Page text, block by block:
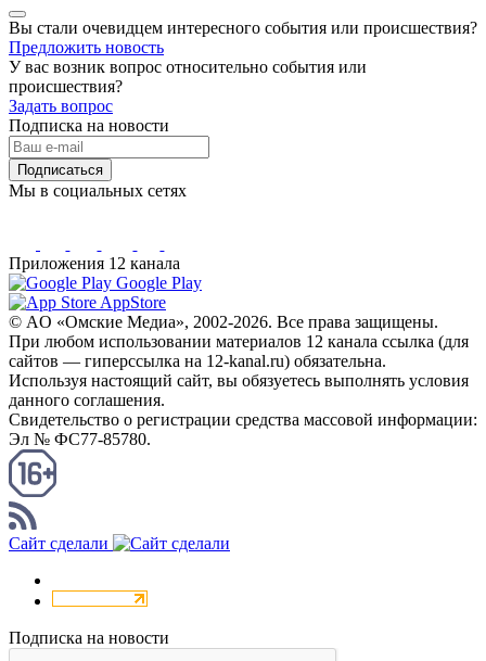
Вы стали очевидцем интересного события или происшествия?
Предложить новость
У вас возник вопрос относительно события или
происшествия?
Задать вопрос
Подписка на новости
Подписаться
Мы в социальных сетях
Приложения 12 канала
Google Play
AppStore
© AO «Омские Медиа», 2002-2026. Все права защищены.
При любом использовании материалов 12 канала ссылка (для
сайтов — гиперссылка на 12-kanal.ru) обязательна.
Используя настоящий сайт, вы обязуетесь выполнять условия
данного соглашения.
Свидетельство о регистрации средства массовой информации:
Эл № ФС77-85780.
Сайт сделали
Подписка на новости